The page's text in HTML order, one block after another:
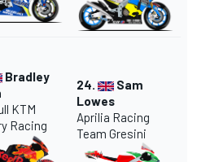
Bradley
KTM
Racing
24.
Sam
Lowes
Aprilia Racing
Team Gresini